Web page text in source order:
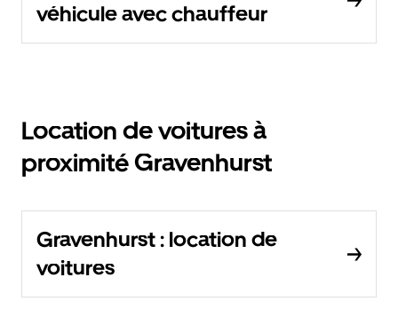
véhicule avec chauffeur
Location de voitures à
proximité Gravenhurst
Gravenhurst : location de
voitures